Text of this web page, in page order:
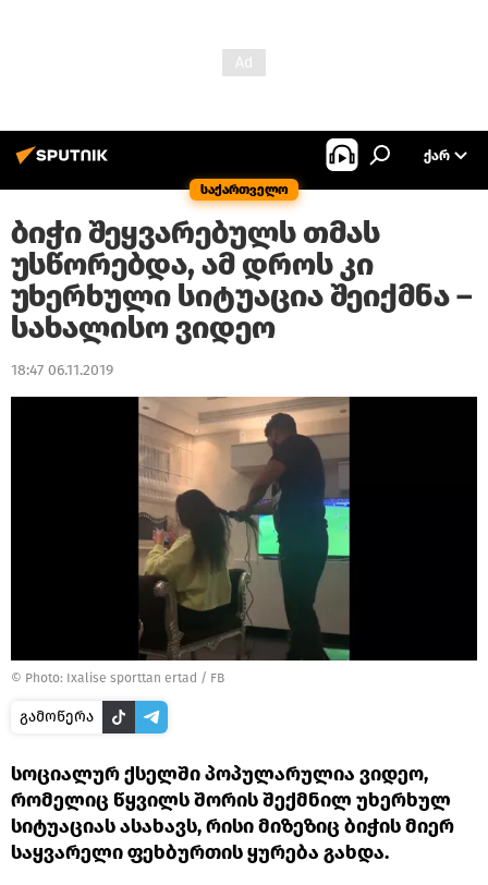
საქართველო
ᲥᲐᲠ
ბიჭი შეყვარებულს თმას
უსწორებდა, ამ დროს კი
უხერხული სიტუაცია შეიქმნა –
სახალისო ვიდეო
18:47 06.11.2019
© Photo: Ixalise sporttan ertad / FB
გამოწერა
სოციალურ ქსელში პოპულარულია ვიდეო,
რომელიც წყვილს შორის შექმნილ უხერხულ
სიტუაციას ასახავს, რისი მიზეზიც ბიჭის მიერ
საყვარელი ფეხბურთის ყურება გახდა.